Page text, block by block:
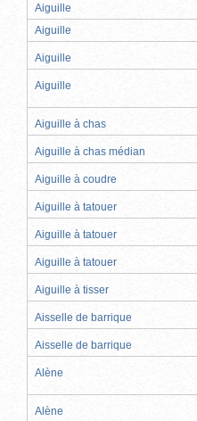
Aiguille
Aiguille
Aiguille
Aiguille
Aiguille à chas
Aiguille à chas médian
Aiguille à coudre
Aiguille à tatouer
Aiguille à tatouer
Aiguille à tatouer
Aiguille à tisser
Aisselle de barrique
Aisselle de barrique
Alène
Alène